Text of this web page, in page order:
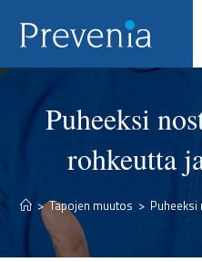
Puheeksi
rohkeutta
> Tapojen muutos >